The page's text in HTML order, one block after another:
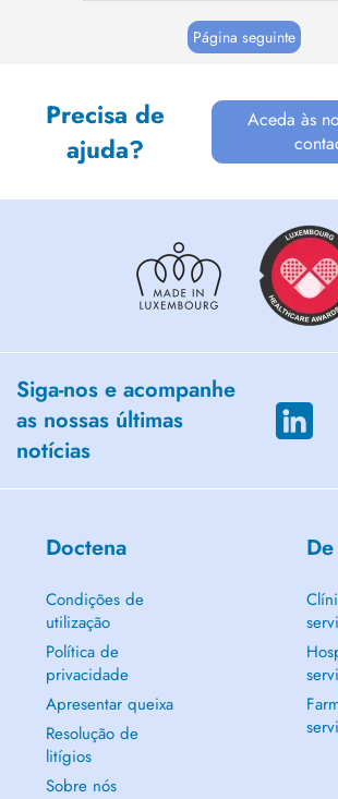
prévention des pathologies du sportif.
Engagements dans des clubs et/ou
Página seguinte
Precisa de
ajuda?
Aceda às
Siga-nos e acompanhe
as nossas últimas
notícias
Doctena
Condições de
utilização
Política de
privacidade
Apresentar queixa
Resolução de
litígios
Sobre nós